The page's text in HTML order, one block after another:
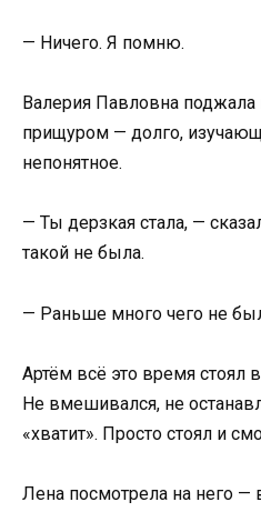
— Ничего. Я помню.
Валерия Павловна
прищуром — долго,
непонятное.
— Ты дерзкая стала, —
такой не была.
— Раньше много чего не
Артём всё это время стоял
Не вмешивался, не
«хватит». Просто стоял и
Лена посмотрела на него —